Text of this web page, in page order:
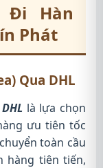
Đi Hàn
Phát
Qua DHL
là lựa chọn
ưu tiên tốc
toàn cầu
hàng tiên tiến,